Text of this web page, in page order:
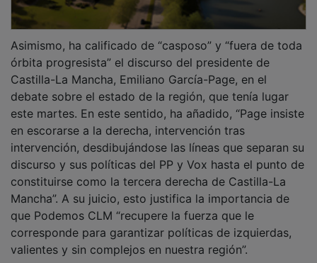
órbita progresista” el discurso del presidente de
Castilla-La Mancha, Emiliano García-Page, en el
debate sobre el estado de la región, que tenía lugar
este martes. En este sentido, ha añadido, “Page insiste
en escorarse a la derecha, intervención tras
intervención, desdibujándose las líneas que separan su
discurso y sus políticas del PP y Vox hasta el punto de
constituirse como la tercera derecha de Castilla-La
Mancha”. A su juicio, esto justifica la importancia de
que Podemos CLM “recupere la fuerza que le
corresponde para garantizar políticas de izquierdas,
valientes y sin complejos en nuestra región”.